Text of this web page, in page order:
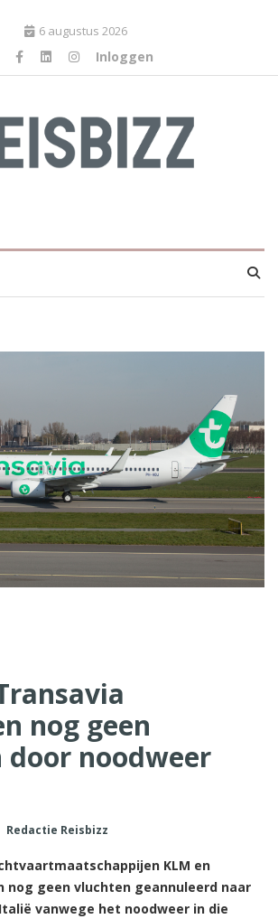
6 augustus 2026
Inloggen
nog geen
noodweer
Redactie Reisbizz
KLM en
nog geen vluchten geannuleerd naar
vanwege het noodweer in die